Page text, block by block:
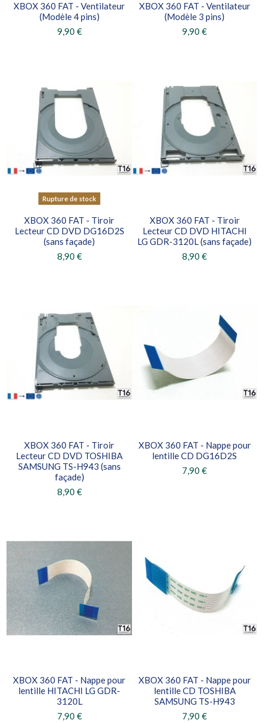
XBOX 360 FAT - Ventilateur
(Modèle 4 pins)
9,90 €
XBOX 360 FAT - Ventilateur
(Modèle 3 pins)
9,90 €
Rupture de stock
XBOX 360 FAT - Tiroir
Lecteur CD DVD DG16D2S
(sans façade)
8,90 €
XBOX 360 FAT - Tiroir
Lecteur CD DVD HITACHI
LG GDR-3120L (sans façade)
8,90 €
XBOX 360 FAT - Tiroir
Lecteur CD DVD TOSHIBA
SAMSUNG TS-H943 (sans
façade)
8,90 €
XBOX 360 FAT - Nappe pour
lentille CD DG16D2S
7,90 €
XBOX 360 FAT - Nappe pour
lentille HITACHI LG GDR-
3120L
7,90 €
XBOX 360 FAT - Nappe pour
lentille CD TOSHIBA
SAMSUNG TS-H943
7,90 €